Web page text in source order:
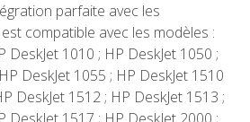
parfaite avec les
compatible avec les modèles :
DeskJet 1010 ; HP DeskJet 1050 ;
DeskJet 1055 ; HP DeskJet 1510
DeskJet 1512 ; HP DeskJet 1513 ;